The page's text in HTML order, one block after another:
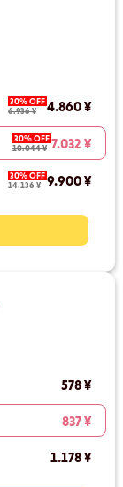
30% OFF
6.936 ¥
4.860 ¥
30% OFF
10.044 ¥ 7.032 ¥
30% OFF
14.136 ¥
9.900 ¥
578 ¥
837 ¥
1.178 ¥